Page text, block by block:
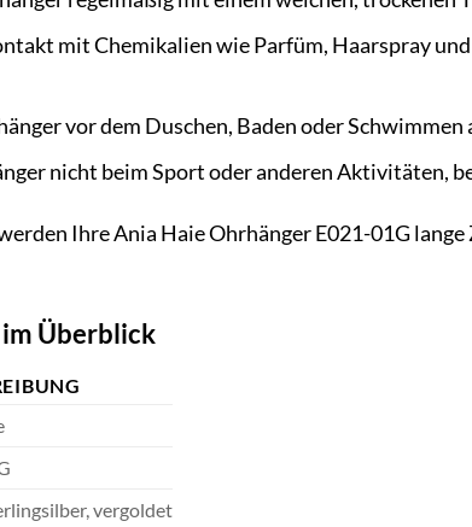
mit Chemikalien wie Parfüm, Haarspray
vor dem Duschen, Baden oder
nicht beim Sport oder anderen Aktivitäten,
Ihre Ania Haie Ohrhänger E021-01G
Überblick
vergoldet